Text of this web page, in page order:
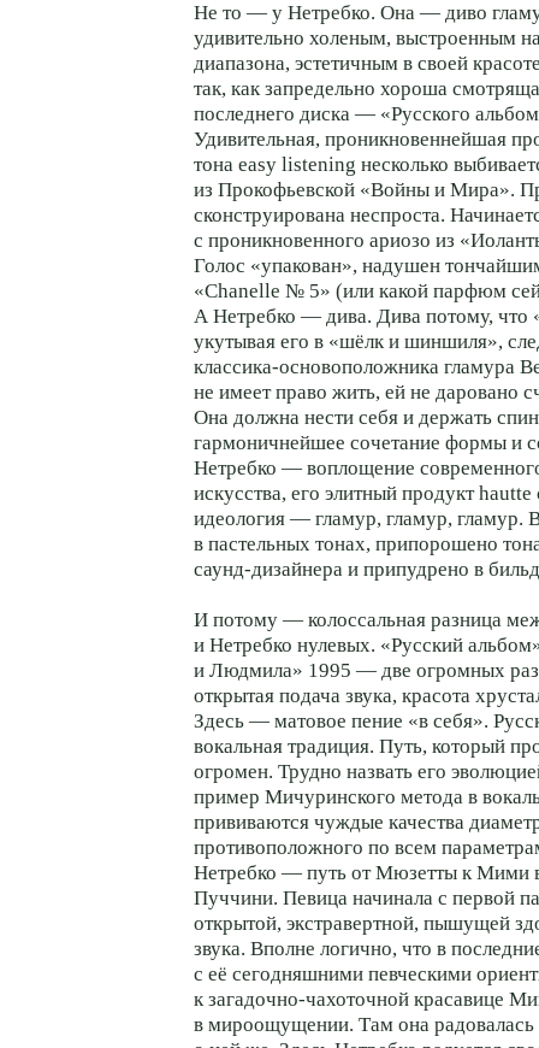
Не то — у Нетребко. Она — диво
удивительно холеным, выстроенным
диапазона, эстетичным в своей
так, как запредельно хороша
последнего диска — «Русского
Удивительная, проникновеннейшая
тона easy listening несколько
из Прокофьевской «Войны и Мира».
сконструирована неспроста.
с проникновенного ариозо из
Голос «упакован», надушен
«Chanelle № 5» (или какой парфюм
А Нетребко — дива. Дива потому, что
укутывая его в «шёлк и шиншиля»,
классика-основоположника гламура
не имеет право жить, ей не даровано
Она должна нести себя и держать
гармоничнейшее сочетание формы и
Нетребко — воплощение
искусства, его элитный продукт
идеология — гламур, гламур, гламур.
в пастельных тонах, припорошено
саунд-дизайнера и припудрено в
И потому — колоссальная разница
и Нетребко нулевых. «Русский
и Людмила» 1995 — две огромных
открытая подача звука, красота
Здесь — матовое пение «в себя».
вокальная традиция. Путь, который
огромен. Трудно назвать его
пример Мичуринского метода в
прививаются чуждые качества
противоположного по всем
Нетребко — путь от Мюзетты к Мими
Пуччини. Певица начинала с первой
открытой, экстравертной, пышущей
звука. Вполне логично, что в
с её сегодняшними певческими
кзагадочно-чахоточной красавице
в мироощущении. Там она радовалась